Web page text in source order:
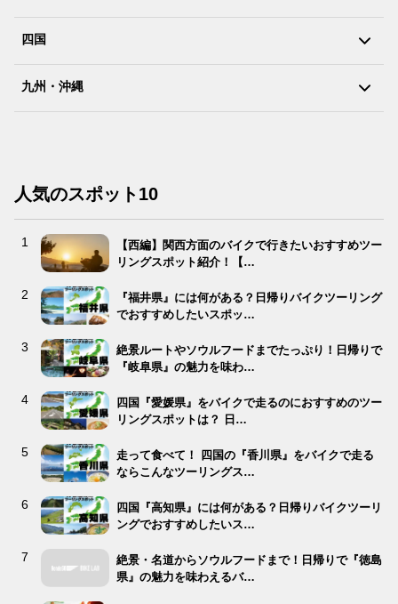
四国
九州・沖縄
人気のスポット10
【西編】関西方面のバイクで行きたいおすすめツー
リングスポット紹介！【…
『福井県』には何がある？日帰りバイクツーリング
でおすすめしたいスポッ…
絶景ルートやソウルフードまでたっぷり！日帰りで
『岐阜県』の魅力を味わ…
四国『愛媛県』をバイクで走るのにおすすめのツー
リングスポットは？ 日…
走って食べて！ 四国の『香川県』をバイクで走る
ならこんなツーリングス…
四国『高知県』には何がある？日帰りバイクツーリ
ングでおすすめしたいス…
絶景・名道からソウルフードまで！日帰りで『徳島
県』の魅力を味わえるバ…